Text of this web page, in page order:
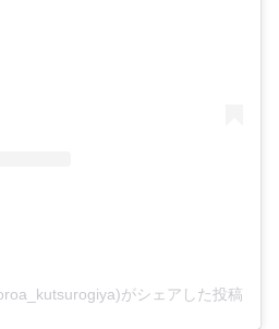
がシェアした投稿